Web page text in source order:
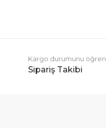
Kargo durumunu öğren
Sipariş Takibi